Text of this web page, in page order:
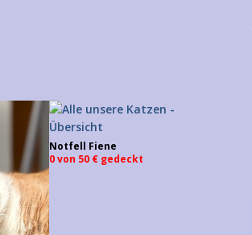
Notfell Fiene
0 von 50 € gedeckt